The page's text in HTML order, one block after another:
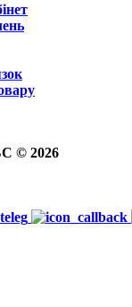
© 2026